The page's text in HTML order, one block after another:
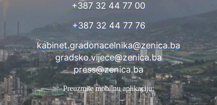
+387 32 44 77 00
+387 32 44 77 76
kabinet.gradonacelnika@zenica.ba
gradsko.vijece@zenica.ba
press@zenica.ba
Preuzmite mobilnu aplikaciju: